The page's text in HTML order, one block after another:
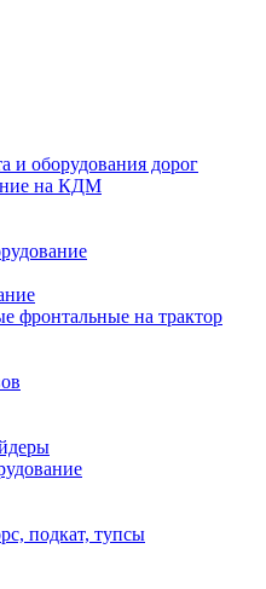
оборудования дорог
на КДМ
фронтальные на трактор
подкат, тупсы